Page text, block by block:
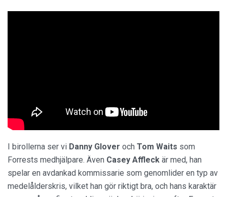
I birollerna ser vi Danny Glover och Tom Waits som
Forrests medhjälpare. Även Casey Affleck är med, han
spelar en avdankad kommissarie som genomlider en typ av
medelålderskris, vilket han gör riktigt bra, och hans karaktär